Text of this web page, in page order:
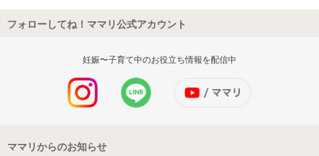
フォローしてね！ママリ公式アカウント
妊娠〜子育て中のお役立ち情報を配信中
ママリからのお知らせ